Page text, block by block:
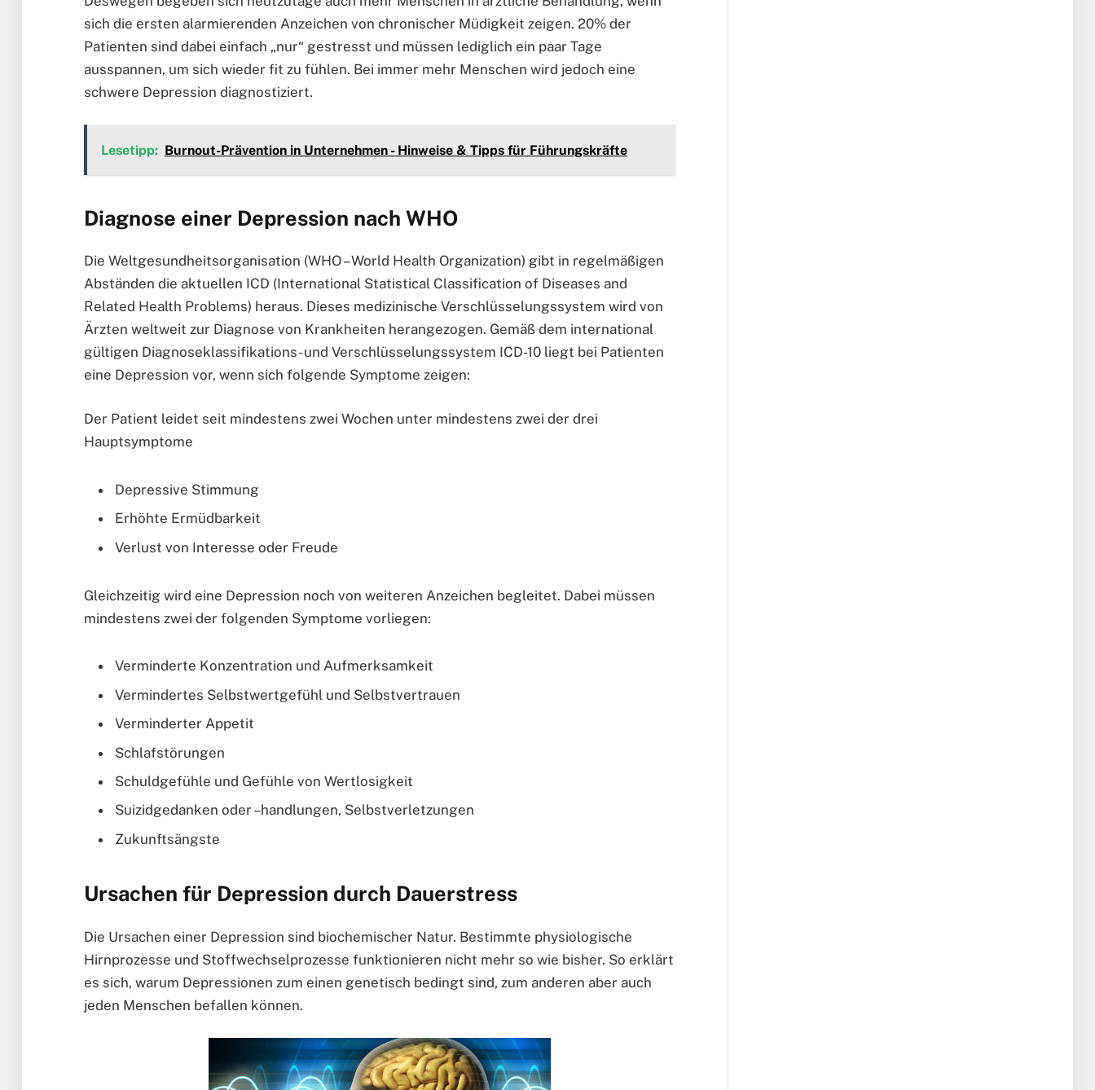
sich die ersten alarmierenden Anzeichen von chronischer Müdigkeit zeigen. 20% der
Patienten sind dabei einfach „nur“ gestresst und müssen lediglich ein paar Tage
ausspannen, um sich wieder fit zu fühlen. Bei immer mehr Menschen wird jedoch eine
schwere Depression diagnostiziert.
Lesetipp: Burnout-Prävention in Unternehmen - Hinweise & Tipps für Führungskräfte
Diagnose einer Depression nach WHO
Die Weltgesundheitsorganisation (WHO – World Health Organization) gibt in regelmäßigen
Abständen die aktuellen ICD (International Statistical Classification of Diseases and
Related Health Problems) heraus. Dieses medizinische Verschlüsselungssystem wird von
Ärzten weltweit zur Diagnose von Krankheiten herangezogen. Gemäß dem international
gültigen Diagnoseklassifikations- und Verschlüsselungssystem ICD-10 liegt bei Patienten
eine Depression vor, wenn sich folgende Symptome zeigen:
Der Patient leidet seit mindestens zwei Wochen unter mindestens zwei der drei
Hauptsymptome
Depressive Stimmung
Erhöhte Ermüdbarkeit
Verlust von Interesse oder Freude
Gleichzeitig wird eine Depression noch von weiteren Anzeichen begleitet. Dabei müssen
mindestens zwei der folgenden Symptome vorliegen:
Verminderte Konzentration und Aufmerksamkeit
Vermindertes Selbstwertgefühl und Selbstvertrauen
Verminderter Appetit
Schlafstörungen
Schuldgefühle und Gefühle von Wertlosigkeit
Suizidgedanken oder –handlungen, Selbstverletzungen
Zukunftsängste
Ursachen für Depression durch Dauerstress
Die Ursachen einer Depression sind biochemischer Natur. Bestimmte physiologische
Hirnprozesse und Stoffwechselprozesse funktionieren nicht mehr so wie bisher. So erklärt
es sich, warum Depressionen zum einen genetisch bedingt sind, zum anderen aber auch
jeden Menschen befallen können.